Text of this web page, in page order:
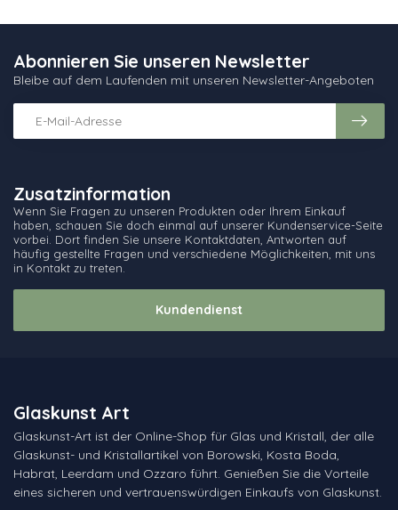
Zusatzinformation
Wenn Sie Fragen zu unseren Produkten oder Ihrem Einkauf
haben, schauen Sie doch einmal auf unserer Kundenservice-Seite
vorbei. Dort finden Sie unsere Kontaktdaten, Antworten auf
häufig gestellte Fragen und verschiedene Möglichkeiten, mit uns
in Kontakt zu treten.
Kundendienst
Abonnieren Sie unseren Newsletter
Bleibe auf dem Laufenden mit unseren Newsletter-Angeboten
Glaskunst Art
Glaskunst-Art ist der Online-Shop für Glas und Kristall, der alle
Glaskunst- und Kristallartikel von Borowski, Kosta Boda,
Habrat, Leerdam und Ozzaro führt. Genießen Sie die Vorteile
eines sicheren und vertrauenswürdigen Einkaufs von Glaskunst.